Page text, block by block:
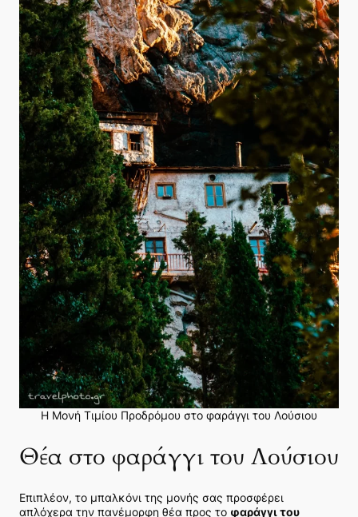
Η Μονή Τιμίου Προδρόμου στο φαράγγι του Λούσιου
Θέα στο φαράγγι του Λούσιου
Επιπλέον, το μπαλκόνι της μονής σας προσφέρει
απλόχερα την πανέμορφη θέα προς το φαράγγι του